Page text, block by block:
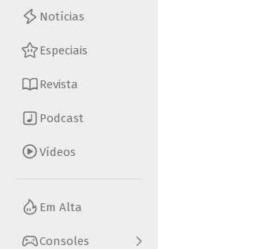
Notícias
Especiais
Revista
Podcast
Vídeos
Em Alta
Consoles